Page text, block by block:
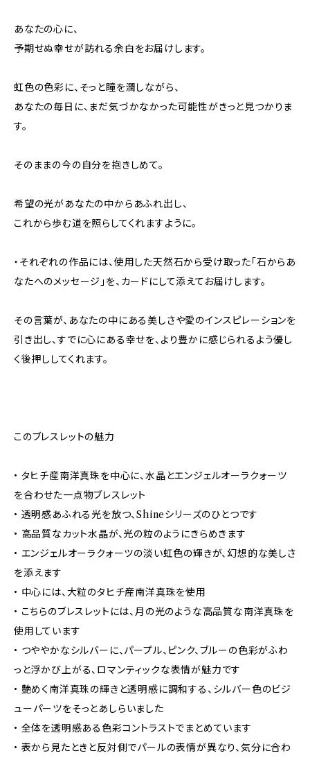
あなたの心に、
予期せぬ幸せが訪れる余白をお届けします。
虹色の色彩に、そっと瞳を潤しながら、
あなたの毎日に、まだ気づかなかった可能性がきっと見つかりま
す。
そのままの今の自分を抱きしめて。
希望の光があなたの中からあふれ出し、
これから歩む道を照らしてくれますように。
・それぞれの作品には、使用した天然石から受け取った「石からあ
なたへのメッセージ」を、カードにして添えてお届けします。
その言葉が、あなたの中にある美しさや愛のインスピレーションを
引き出し、すでに心にある幸せを、より豊かに感じられるよう優し
く後押ししてくれます。
このブレスレットの魅力
• タヒチ産南洋真珠を中心に、水晶とエンジェルオーラクォーツ
を合わせた一点物ブレスレット
• 透明感あふれる光を放つ、Shineシリーズのひとつです
• 高品質なカット水晶が、光の粒のようにきらめきます
• エンジェルオーラクォーツの淡い虹色の輝きが、幻想的な美しさ
を添えます
• 中心には、大粒のタヒチ産南洋真珠を使用
• こちらのブレスレットには、月の光のような高品質な南洋真珠を
使用しています
• つややかなシルバーに、パープル、ピンク、ブルーの色彩がふわ
っと浮かび上がる、ロマンティックな表情が魅力です
• 艶めく南洋真珠の輝きと透明感に調和する、シルバー色のビジ
ューパーツをそっとあしらいました
• 全体を透明感ある色彩コントラストでまとめています
• 表から見たときと反対側でパールの表情が異なり、気分に合わ